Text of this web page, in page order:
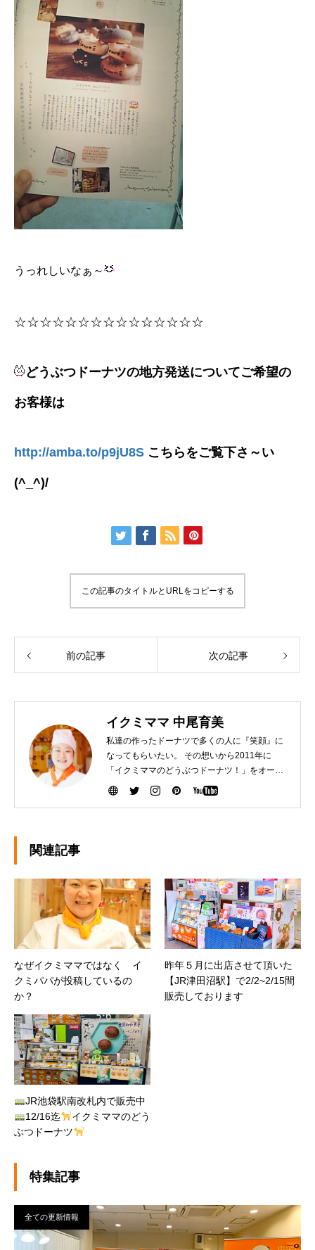
うっれしいなぁ～
☆☆☆☆☆☆☆☆☆☆☆☆☆☆☆
どうぶつドーナツの地方発送についてご希望の
お客様は
http://amba.to/p9jU8S こちらをご覧下さ～い
(^_^)/
この記事のタイトルとURLをコピーする
前の記事 次の記事
イクミママ 中尾育美
私達の作ったドーナツで多くの人に『笑顔』に
なってもらいたい。 その想いから2011年に
「イクミママのどうぶつドーナツ！」をオープ
ンさせました。 健康で美味しいドーナツを作る
関連記事
なぜイクミママではなく イ
クミパパが投稿しているの
か？
昨年５月に出店させて頂いた
【JR津田沼駅】で2/2~2/15間
販売しております
JR池袋駅南改札内で販売中
12/16迄
イクミママのどう
ぶつドーナツ
特集記事
全ての更新情報